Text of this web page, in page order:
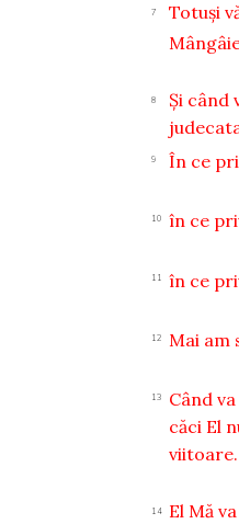
7
Totuşi
8
Şi când
9 În ce
10 în ce
11 în ce
12 Mai am
13 Când
căci El
viitoare.
14 El Mă